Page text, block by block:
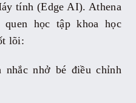
tính (Edge AI). Athena
học tập khoa học
lõi:
nhở bé điều chỉnh